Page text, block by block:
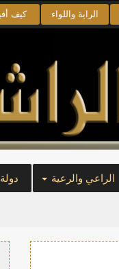
الراية واللواء كيف
الراعي والرعية